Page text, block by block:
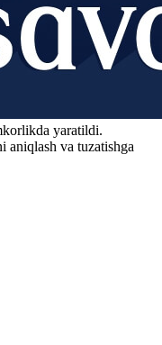
yaratildi.
aniqlash va tuzatishga